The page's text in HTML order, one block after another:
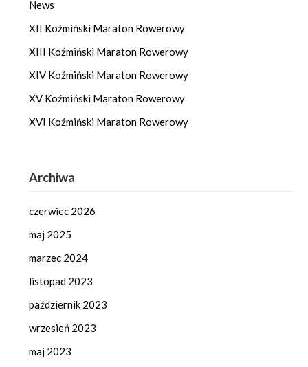
News
XII Koźmiński Maraton Rowerowy
XIII Koźmiński Maraton Rowerowy
XIV Koźmiński Maraton Rowerowy
XV Koźmiński Maraton Rowerowy
XVI Koźmiński Maraton Rowerowy
Archiwa
czerwiec 2026
maj 2025
marzec 2024
listopad 2023
październik 2023
wrzesień 2023
maj 2023